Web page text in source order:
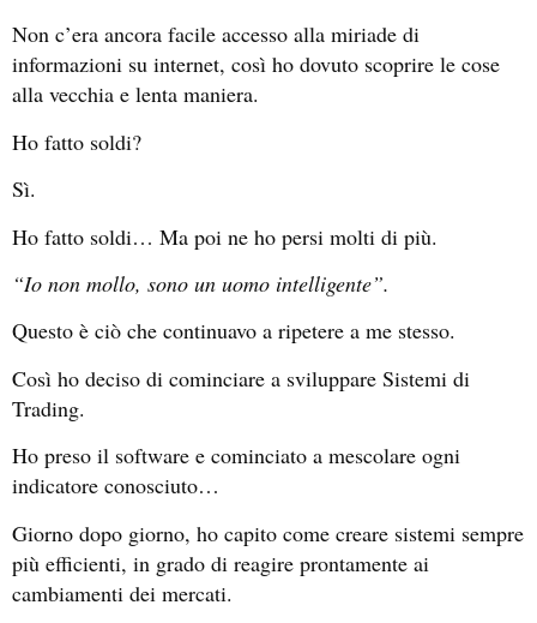
Non c’era ancora facile accesso alla miriade di
informazioni su internet, così ho dovuto scoprire le cose
alla vecchia e lenta maniera.
Ho fatto soldi?
Sì.
Ho fatto soldi… Ma poi ne ho persi molti di più.
“Io non mollo, sono un uomo intelligente”.
Questo è ciò che continuavo a ripetere a me stesso.
Così ho deciso di cominciare a sviluppare Sistemi di
Trading.
Ho preso il software e cominciato a mescolare ogni
indicatore conosciuto…
Giorno dopo giorno, ho capito come creare sistemi sempre
più efficienti, in grado di reagire prontamente ai
cambiamenti dei mercati.